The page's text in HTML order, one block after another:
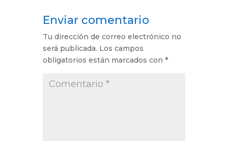
Enviar comentario
Tu dirección de correo electrónico no
será publicada. Los campos
obligatorios están marcados con *